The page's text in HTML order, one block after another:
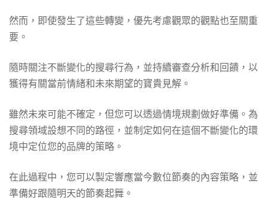
然而，即使發生了這些轉變，優先考慮觀眾的觀點也至關重
要。
隨時關注不斷變化的搜尋行為，並持續審查分析和回饋，以
獲得有關當前情緒和未來期望的寶貴見解。
雖然未來可能不確定，但您可以透過情境規劃做好準備。為
搜尋領域設想不同的路徑，並制定如何在這個不斷變化的環
境中定位您的品牌的策略。
在此過程中，您可以製定響應當今數位節奏的內容策略，並
準備好跟隨明天的節奏起舞。